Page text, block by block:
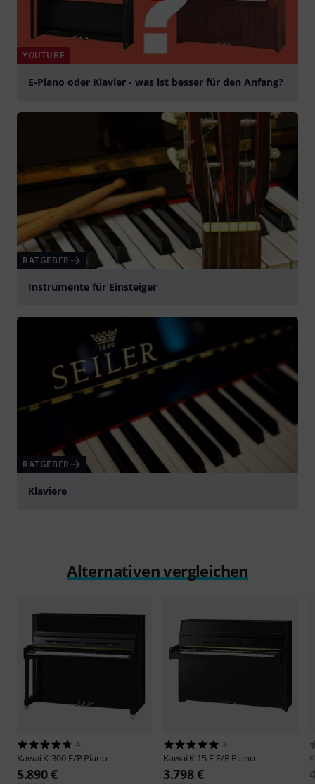
YOUTUBE
E-Piano oder Klavier - was ist besser für den Anfang?
RATGEBER
Instrumente für Einsteiger
RATGEBER
Klaviere
Alternativen vergleichen
4
Kawai K-300 E/P Piano
5.890 €
3
Kawai K 15 E E/P Piano
3.798 €